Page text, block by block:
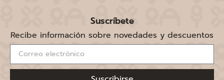
Suscríbete
Recibe información sobre novedades y descuentos